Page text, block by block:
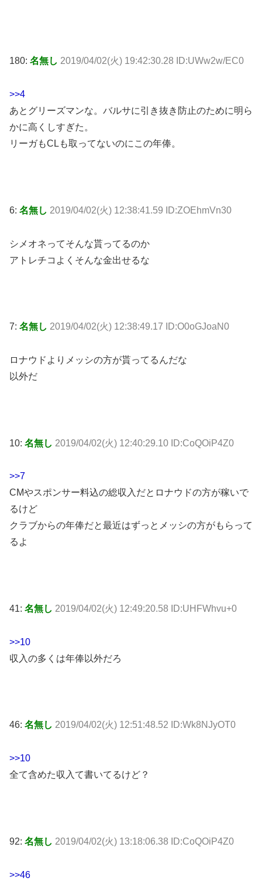
180: 名無し 2019/04/02(火) 19:42:30.28 ID:UWw2w/EC0
>>4
あとグリーズマンな。バルサに引き抜き防止のために明ら
かに高くしすぎた。
リーガもCLも取ってないのにこの年俸。
6: 名無し 2019/04/02(火) 12:38:41.59 ID:ZOEhmVn30
シメオネってそんな貰ってるのか
アトレチコよくそんな金出せるな
7: 名無し 2019/04/02(火) 12:38:49.17 ID:O0oGJoaN0
ロナウドよりメッシの方が貰ってるんだな
以外だ
10: 名無し 2019/04/02(火) 12:40:29.10 ID:CoQOiP4Z0
>>7
CMやスポンサー料込の総収入だとロナウドの方が稼いで
るけど
クラブからの年俸だと最近はずっとメッシの方がもらって
るよ
41: 名無し 2019/04/02(火) 12:49:20.58 ID:UHFWhvu+0
>>10
収入の多くは年俸以外だろ
46: 名無し 2019/04/02(火) 12:51:48.52 ID:Wk8NJyOT0
>>10
全て含めた収入て書いてるけど？
92: 名無し 2019/04/02(火) 13:18:06.38 ID:CoQOiP4Z0
>>46